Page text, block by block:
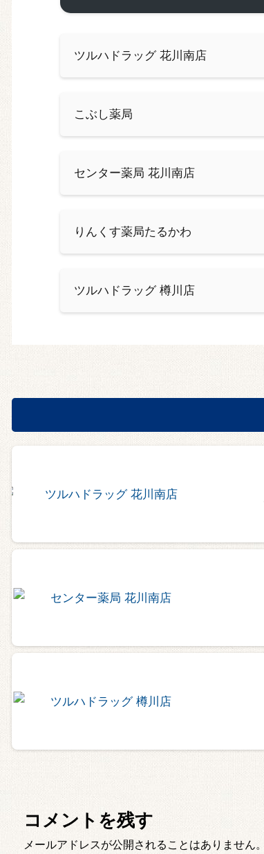
ツルハドラッグ 花川南店
こぶし薬局
センター薬局 花川南店
りんくす薬局たるかわ
ツルハドラッグ 樽川店
コメントを残す
メールアドレスが公開されることはありません。